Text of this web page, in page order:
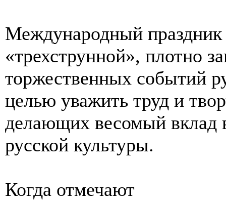
Международный праздник
«трехструнной», плотно
торжественных событий
целью уважить труд и
делающих весомый вклад
русской культуры.
Когда отмечают